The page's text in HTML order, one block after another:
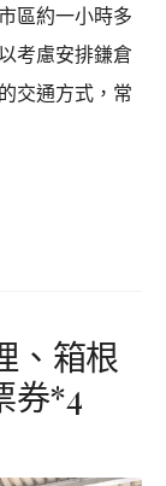
區約一小時多
考慮安排鎌倉
交通方式，常
、箱根
券*4